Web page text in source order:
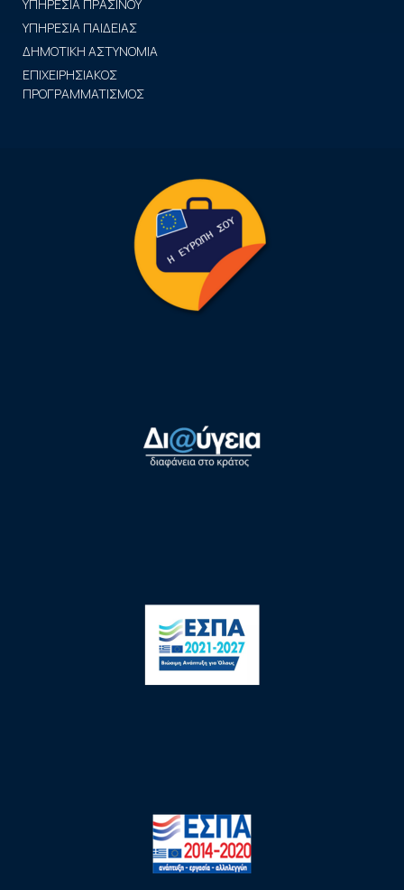
ΥΠΗΡΕΣΙΑ ΠΡΑΣΙΝΟΥ
ΥΠΗΡΕΣΙΑ ΠΑΙΔΕΙΑΣ
ΔΗΜΟΤΙΚΗ ΑΣΤΥΝΟΜΙΑ
ΕΠΙΧΕΙΡΗΣΙΑΚΟΣ
ΠΡΟΓΡΑΜΜΑΤΙΣΜΟΣ